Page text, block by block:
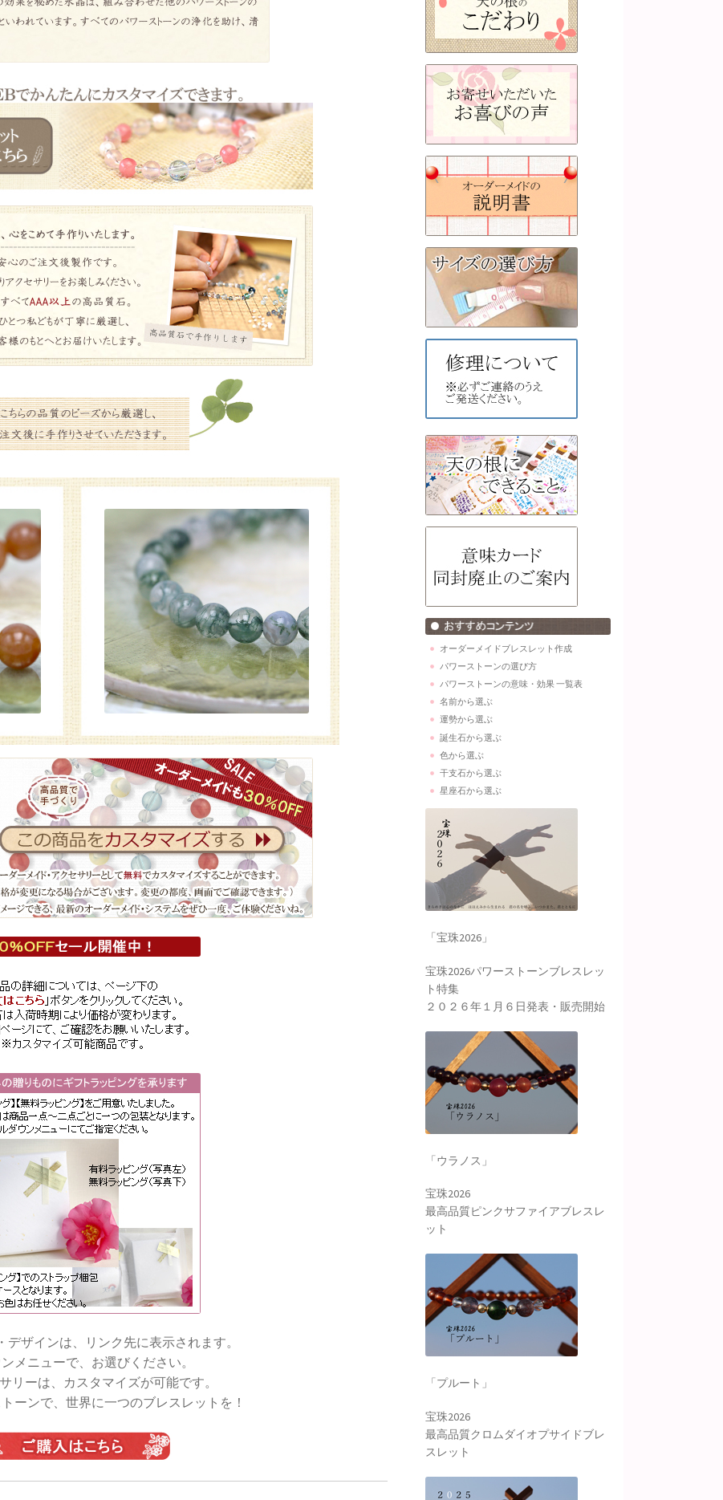
デザインは、リンク先に表示されます。
メニューで、お選びください。
リーは、カスタマイズが可能です。
ーンで、世界に一つのブレスレットを！
オーダーメイドブレスレット作成
パワーストーンの選び方
パワーストーンの意味・効果 一覧表
名前から選ぶ
運勢から選ぶ
誕生石から選ぶ
色から選ぶ
干支石から選ぶ
星座石から選ぶ
「宝珠2026」
宝珠2026パワーストーンブレスレッ
ト特集
２０２６年１月６日発表・販売開始
「ウラノス」
宝珠2026
最高品質ピンクサファイアブレスレ
ット
「プルート」
宝珠2026
最高品質クロムダイオプサイドブレ
スレット